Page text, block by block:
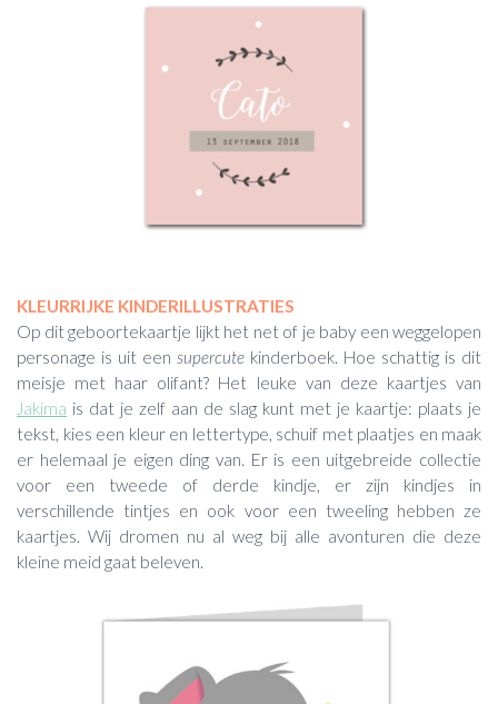
KLEURRIJKE KINDERILLUSTRATIES
Op dit geboortekaartje lijkt het net of je baby een weggelopen
personage is uit een supercute kinderboek. Hoe schattig is dit
meisje met haar olifant? Het leuke van deze kaartjes van
Jakima is dat je zelf aan de slag kunt met je kaartje: plaats je
tekst, kies een kleur en lettertype, schuif met plaatjes en maak
er helemaal je eigen ding van. Er is een uitgebreide collectie
voor een tweede of derde kindje, er zijn kindjes in
verschillende tintjes en ook voor een tweeling hebben ze
kaartjes. Wij dromen nu al weg bij alle avonturen die deze
kleine meid gaat beleven.